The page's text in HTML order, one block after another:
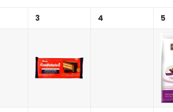
3 4 5